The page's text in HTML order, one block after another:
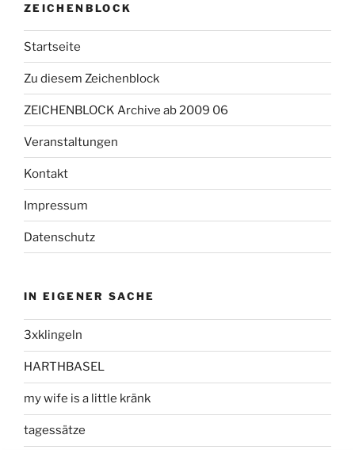
ZEICHENBLOCK
Startseite
Zu diesem Zeichenblock
ZEICHENBLOCK Archive ab 2009 06
Veranstaltungen
Kontakt
Impressum
Datenschutz
IN EIGENER SACHE
3xklingeln
HARTHBASEL
my wife is a little kränk
tagessätze